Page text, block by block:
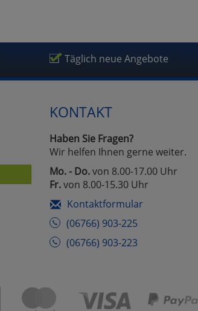
Täglich neue Angebote
KONTAKT
Haben Sie Fragen?
Wir helfen Ihnen gerne weiter.
Mo. - Do.von 8.00-17.00 Uhr
Fr.von 8.00-15.30 Uhr
Kontaktformular
(06766) 903-225
(06766) 903-223